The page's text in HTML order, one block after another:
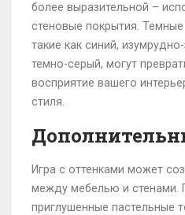
более выразительной –
стеновые покрытия.
такие как синий,
темно-серый, могут
восприятие вашего
стиля.
Игра с оттенками может
между мебелью и стенами.
приглушенные пастельные